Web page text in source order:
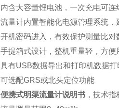
内含大容量锂电池，一次充电可连
流量计内置智能化电源管理系统，
开机密码进入，有效保护测量比对
手提箱式设计，整机重量轻，方便
具有USB数据导出和打印机数据打
可选配GRS或北头定位功能
便携式明渠流量计说明书 ，技术指